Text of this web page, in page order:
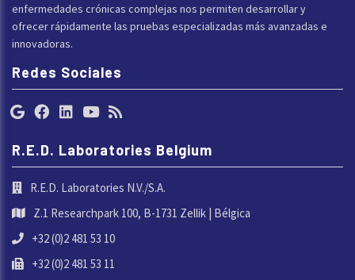
enfermedades crónicas complejas nos permiten desarrollar y
ofrecer rápidamente las pruebas especializadas más avanzadas e
innovadoras.
Redes Sociales
R.E.D. Laboratories Belgium
R.E.D. Laboratories N.V./S.A.
Z.1 Researchpark 100, B-1731 Zellik | Bélgica
+32 (0)2 481 53 10
+32 (0)2 481 53 11